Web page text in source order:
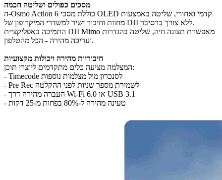
מסכים כפולים ושליטה חכמה
ה‑Osmo Action 6 כוללת מסכי OLED קדמי ואחורי, שליטה באמצעות
מחוות וחיבור ישיר למשדרי המיקרופון של DJI ללא צורך ברסיבר.
התמיכה באפליקציית DJI Mimo מאפשרת תצוגה חיה, שליטה בהגדרות
ועריכה מהירה - הכל מהטלפון.
חיבוריות מהירה ויכולות מקצועיות
המצלמה מציעה כלים מתקדמים ליוצרי תוכן:
- Timecode לסנכרון מול מצלמות נוספות
- Pre Rec לשמירת מספר שניות לפני ההקלטה
- העברה מהירה דרך Wi‑Fi 6.0 או USB 3.1
- טעינה מהירה ל‑80% בפחות מ‑25 דקות